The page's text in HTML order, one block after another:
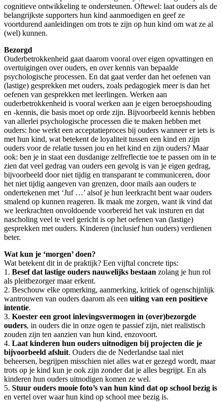
cognitieve ontwikkeling te ondersteunen. Oftewel: laat ouders als de
belangrijkste supporters hun kind aanmoedigen en geef ze
voortdurend aanleidingen om trots te zijn op hun kind om wat ze al
(wel) kunnen.
Bezorgd
Ouderbetrokkenheid gaat daarom vooral over eigen opvattingen en
overtuigingen over ouders, en over kennis van bepaalde
psychologische processen. En dat gaat verder dan het oefenen van
(lastige) gesprekken met ouders, zoals pedagogiek meer is dan het
oefenen van gesprekken met leerlingen. Werken aan
ouderbetrokkenheid is vooral werken aan je eigen beroepshouding
en -kennis, die basis moet op orde zijn. Bijvoorbeeld kennis hebben
van allerlei psychologische processen die te maken hebben met
ouders: hoe werkt een acceptatieproces bij ouders wanneer er iets is
met hun kind, wat betekent de loyaliteit tussen een kind en zijn
ouders voor de relatie tussen jou en het kind en zijn ouders? Maar
ook: ben je in staat een dusdanige zelfreflectie toe te passen om in te
zien dat veel gedrag van ouders een gevolg is van je eigen gedrag,
bijvoorbeeld door niet tijdig en transparant te communiceren, door
het niet tijdig aangeven van grenzen, door mails aan ouders te
ondertekenen met ‘Juf …’ alsof je hun leerkracht bent waar ouders
smalend op kunnen reageren. Ik maak me zorgen, want ik vind dat
we leerkrachten onvoldoende voorbereid het vak insturen en dat
nascholing veel te veel gericht is op het oefenen van (lastige)
gesprekken met ouders. Kinderen (inclusief hun ouders) verdienen
beter.
Wat kun je ‘morgen’ doen?
Wat betekent dit in de praktijk? Een vijftal concrete tips:
1. Besef dat lastige ouders nauwelijks bestaan zolang je hun rol
als pleitbezorger maar erkent.
2. Beschouw elke opmerking, aanmerking, kritiek of ogenschijnlijk
wantrouwen van ouders daarom als een uiting van een positieve
intentie.
3. Koester een groot inlevingsvermogen in (over)bezorgde
ouders, in ouders die in onze ogen te passief zijn, niet realistisch
zouden zijn ten aanzien van hun kind, enzovoort.
4. Laat kinderen hun ouders uitnodigen bij projecten die je
bijvoorbeeld afsluit. Ouders die de Nederlandse taal niet
beheersen, begrijpen misschien niet alles wat er gezegd wordt, maar
trots op je kind kun je ook zijn zonder dat je alles begrijpt. En als
kinderen hun ouders uitnodigen komen ze wel.
5. Stuur ouders mooie foto’s van hun kind dat op school bezig is
en vertel over waar hun kind op school mee bezig is.